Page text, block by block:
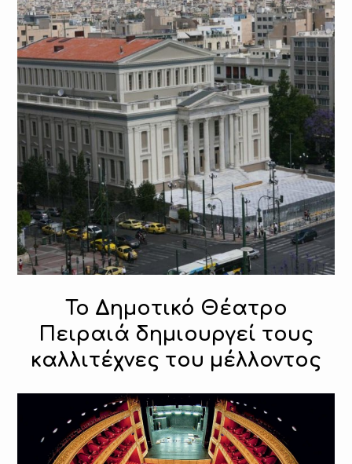
Το Δημοτικό Θέατρο
Πειραιά δημιουργεί τους
καλλιτέχνες του μέλλοντος